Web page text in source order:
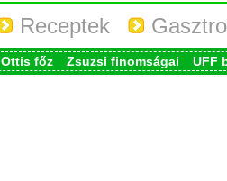
Receptek
Ottis főz Zsuzsi finomságai UFF